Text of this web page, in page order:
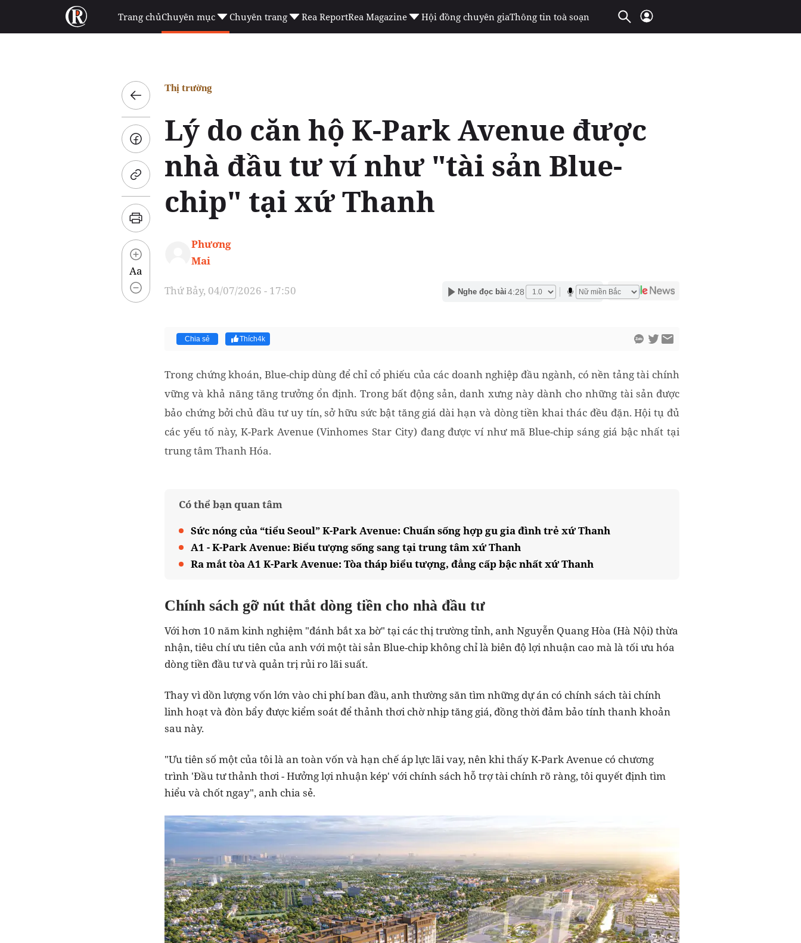
Trang chủChuyên mục Chuyên trang Rea ReportRea Magazine Hội đồng chuyên giaThông tin toà soạn
Aa
Thị trường
Lý do căn hộ K-Park Avenue được
nhà đầu tư ví như "tài sản Blue-
chip" tại xứ Thanh
Phương
Mai
Thứ Bảy, 04/07/2026 - 17:50 Nghe đọc bài 4:28
Chia sẻ Thích4k
Trong chứng khoán, Blue-chip dùng để chỉ cổ phiếu của các doanh nghiệp đầu ngành, có nền tảng tài chính
vững và khả năng tăng trưởng ổn định. Trong bất động sản, danh xưng này dành cho những tài sản được
bảo chứng bởi chủ đầu tư uy tín, sở hữu sức bật tăng giá dài hạn và dòng tiền khai thác đều đặn. Hội tụ đủ
các yếu tố này, K-Park Avenue (Vinhomes Star City) đang được ví như mã Blue-chip sáng giá bậc nhất tại
trung tâm Thanh Hóa.
Có thể bạn quan tâm
Sức nóng của “tiểu Seoul” K-Park Avenue: Chuẩn sống hợp gu gia đình trẻ xứ Thanh
A1 - K-Park Avenue: Biểu tượng sống sang tại trung tâm xứ Thanh
Ra mắt tòa A1 K-Park Avenue: Tòa tháp biểu tượng, đẳng cấp bậc nhất xứ Thanh
Chính sách gỡ nút thắt dòng tiền cho nhà đầu tư
Với hơn 10 năm kinh nghiệm "đánh bắt xa bờ" tại các thị trường tỉnh, anh Nguyễn Quang Hòa (Hà Nội) thừa
nhận, tiêu chí ưu tiên của anh với một tài sản Blue-chip không chỉ là biên độ lợi nhuận cao mà là tối ưu hóa
dòng tiền đầu tư và quản trị rủi ro lãi suất.
Thay vì dồn lượng vốn lớn vào chi phí ban đầu, anh thường săn tìm những dự án có chính sách tài chính
linh hoạt và đòn bẩy được kiểm soát để thảnh thơi chờ nhịp tăng giá, đồng thời đảm bảo tính thanh khoản
sau này.
"Ưu tiên số một của tôi là an toàn vốn và hạn chế áp lực lãi vay, nên khi thấy K-Park Avenue có chương
trình 'Đầu tư thảnh thơi - Hưởng lợi nhuận kép' với chính sách hỗ trợ tài chính rõ ràng, tôi quyết định tìm
hiểu và chốt ngay", anh chia sẻ.